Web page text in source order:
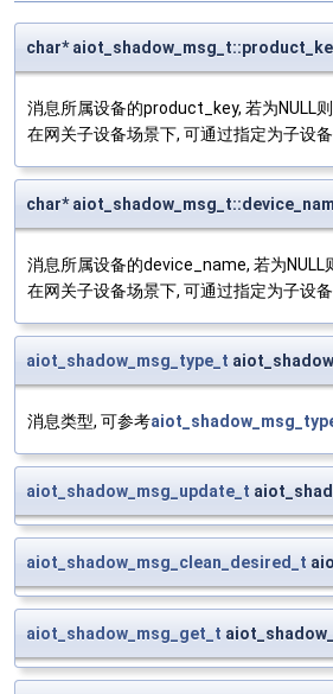
char*
消息所属设备的product_key, 若为
在网关子设备场景下, 可通过指定为子设
char*
消息所属设备的device_name, 若为
在网关子设备场景下, 可通过指定为子设
aiot_shadow_msg_type_t
消息类型, 可参考
aiot_shadow_msg_update_t
aiot_shadow_msg_clean_desired_t
aiot_shadow_msg_get_t